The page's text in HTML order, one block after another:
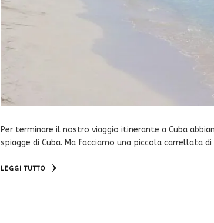
Per terminare il nostro viaggio itinerante a Cuba
spiagge di Cuba. Ma facciamo una piccola carrellata
LEGGI TUTTO